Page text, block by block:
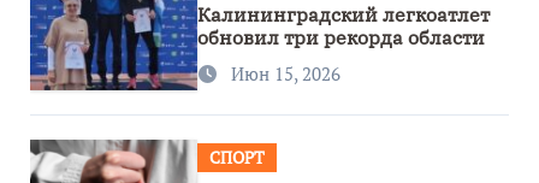
Калининградский легкоатлет
обновил три рекорда области
Июн 15, 2026
СПОРТ